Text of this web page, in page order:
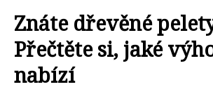
Znáte dřevěné
Přečtěte si, jaké
nabízí